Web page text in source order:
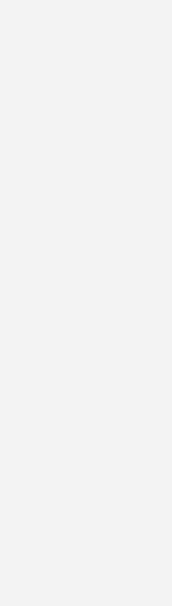
im EU-Projekt Hephaestus,
ist. Der Kabel-bewegte Roboter
in alle Richtungen drehen und
und Montieren von
Fassadenreparaturen
Photovoltaik-Fassaden.
beruht nach Auffassung von
Lehrstuhl für individualisierte
auf den traditionellen Planungs-,
mit ihren
Mängel gebe es auch beim
der Vorfertigung und dem
Fall werden die
weitergegeben
somit ein Großteil der
damit auch für die Betriebsphase
Verfügung.